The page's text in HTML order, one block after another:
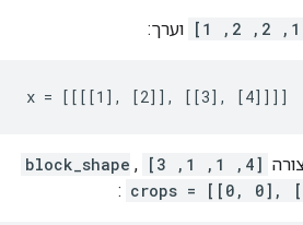
וערך:
x = [[[[1], [2]], [[3], [4]]]]
[4, 1, 1, 3]
,
block_shape
crops = [[0, 0],
: